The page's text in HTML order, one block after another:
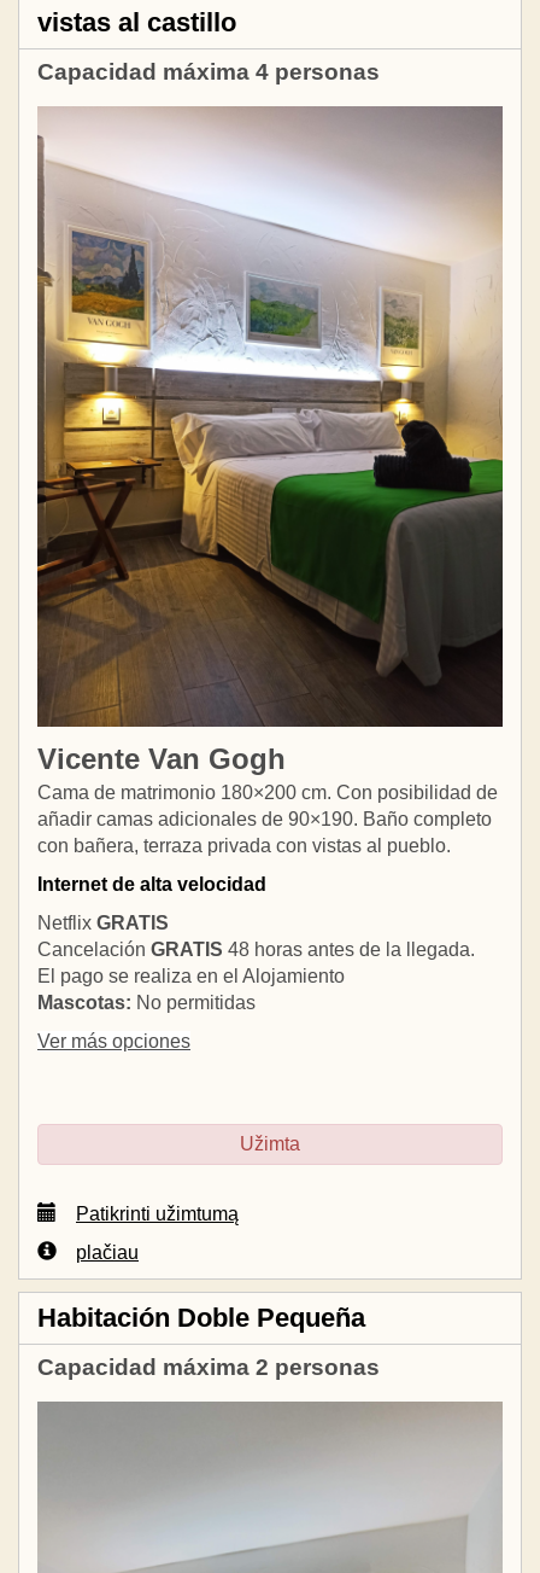
vistas al castillo
Capacidad máxima 4 personas
Vicente Van Gogh
Cama de matrimonio 180×200 cm. Con posibilidad de
añadir camas adicionales de 90×190. Baño completo
con bañera, terraza privada con vistas al pueblo.
Internet de alta velocidad
Netflix GRATIS
Cancelación GRATIS 48 horas antes de la llegada.
El pago se realiza en el Alojamiento
Mascotas: No permitidas
Ver más opciones
Užimta
Patikrinti užimtumą
plačiau
Habitación Doble Pequeña
Capacidad máxima 2 personas